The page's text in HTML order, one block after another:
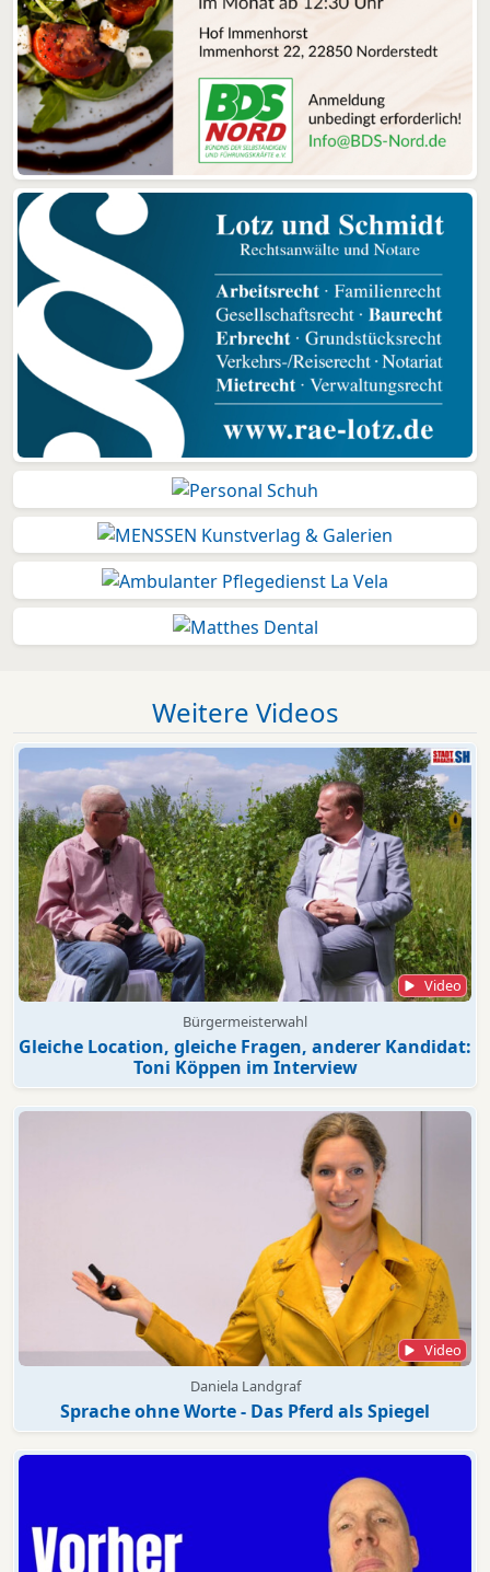
Weitere Videos
Video
Bürgermeisterwahl
Gleiche Location, gleiche Fragen, anderer Kandidat:
Toni Köppen im Interview
Video
Daniela Landgraf
Sprache ohne Worte - Das Pferd als Spiegel